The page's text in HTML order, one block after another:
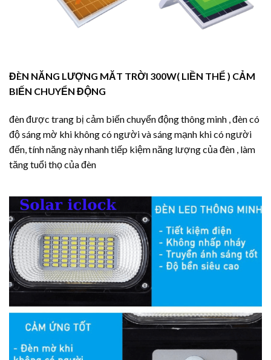
ĐÈN NĂNG LƯỢNG MĂT TRỜI 300W( LIỀN THỂ ) CẢM
BIẾN CHUYỂN ĐỘNG
đèn được trang bị cảm biến chuyển động thông minh , đèn có
độ sáng mờ khi không có người và sáng mạnh khi có người
đến, tính năng này nhanh tiếp kiệm năng lượng của đèn , làm
tăng tuổi thọ của đèn